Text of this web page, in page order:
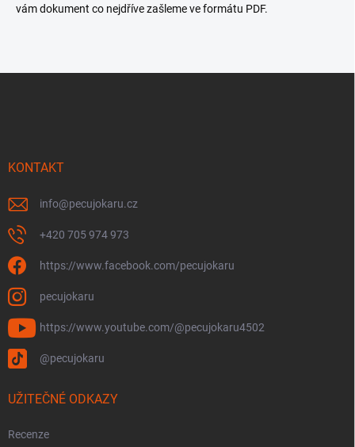
vám dokument co nejdříve zašleme ve formátu PDF.
KONTAKT
info@pecujokaru.cz
+420 705 974 973
https://www.facebook.com/pecujokaru
pecujokaru
https://www.youtube.com/@pecujokaru4502
@pecujokaru
UŽITEČNÉ ODKAZY
Recenze